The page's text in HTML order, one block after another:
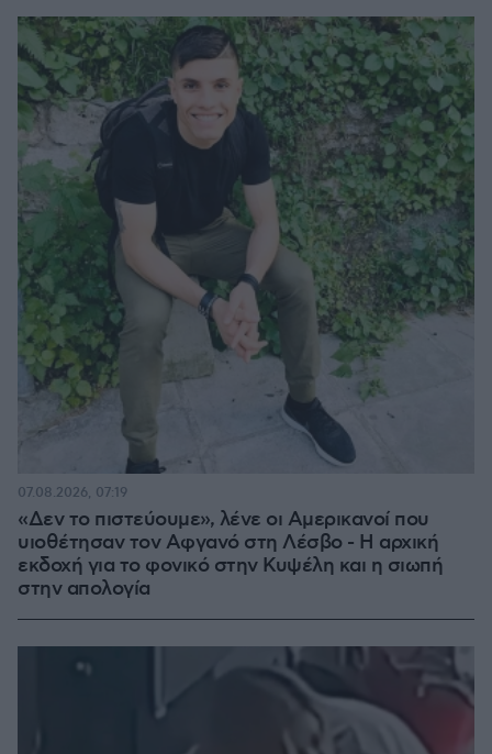
«Δεν το πιστεύουμε», λένε οι Αμερικανοί που
υιοθέτησαν τον Αφγανό στη Λέσβο - Η αρχική
εκδοχή για το φονικό στην Κυψέλη και η σιωπή
στην απολογία
07.08.2026, 07:19